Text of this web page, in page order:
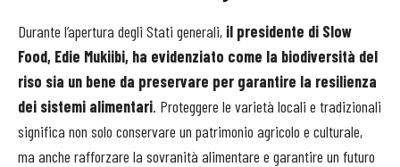
Durante l’apertura degli Stati generali, il presidente di Slow
Food, Edie Mukiibi, ha evidenziato come la biodiversità del
riso sia un bene da preservare per garantire la resilienza
dei sistemi alimentari. Proteggere le varietà locali e tradizionali
significa non solo conservare un patrimonio agricolo e culturale,
ma anche rafforzare la sovranità alimentare e garantire un futuro